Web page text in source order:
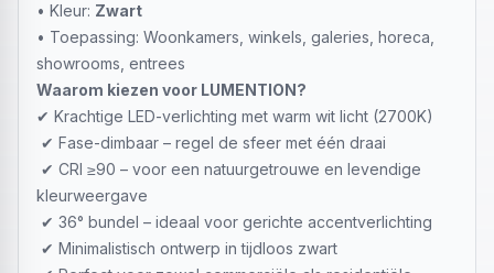
• Kleur: Zwart
• Toepassing: Woonkamers, winkels, galeries, horeca,
showrooms, entrees
Waarom kiezen voor LUMENTION?
✔ Krachtige LED-verlichting met warm wit licht (2700K)
✔ Fase-dimbaar – regel de sfeer met één draai
✔ CRI ≥90 – voor een natuurgetrouwe en levendige
kleurweergave
✔ 36° bundel – ideaal voor gerichte accentverlichting
✔ Minimalistisch ontwerp in tijdloos zwart